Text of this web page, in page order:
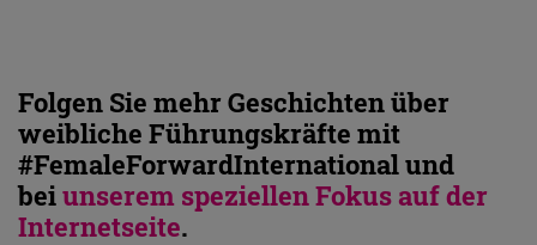
Folgen Sie mehr Geschichten über
weibliche Führungskräfte mit
#FemaleForwardInternational und
beiunserem speziellen Fokus auf der
Internetseite.